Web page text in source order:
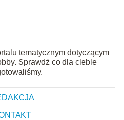
tematycznym dotyczącym
Sprawdź co dla ciebie